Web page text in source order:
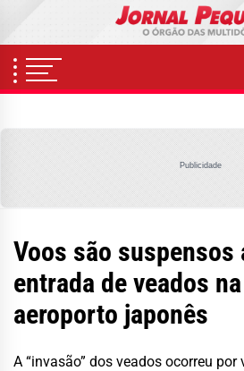
content
Publicidade
Voos são suspensos
entrada de veados
aeroporto japonês
A “invasão” dos veados ocorreu